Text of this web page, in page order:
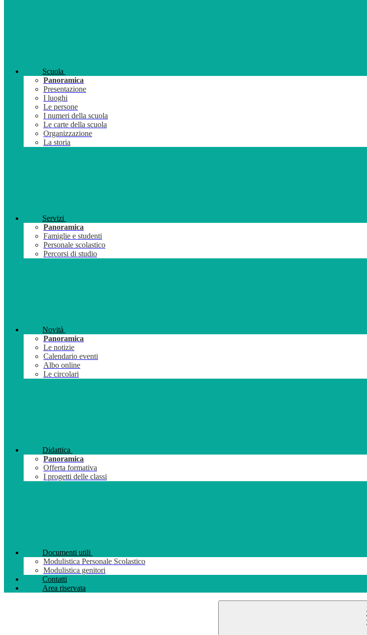
Scuola
Panoramica
Presentazione
I luoghi
Le persone
I numeri della scuola
Le carte della scuola
Organizzazione
La storia
Servizi
Panoramica
Famiglie e studenti
Personale scolastico
Percorsi di studio
Novità
Panoramica
Le notizie
Calendario eventi
Albo online
Le circolari
Didattica
Panoramica
Offerta formativa
I progetti delle classi
Documenti utili
Modulistica Personale Scolastico
Modulistica genitori
Contatti
Area riservata